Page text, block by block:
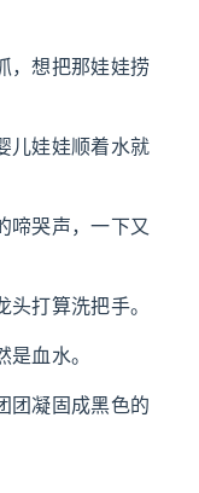
，想把那娃娃捞
儿娃娃顺着水就
啼哭声，一下又
打算洗把手。
血水。
团凝固成黑色的